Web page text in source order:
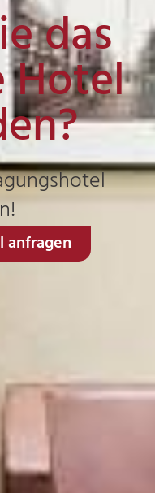
das
Hotel
anfragen